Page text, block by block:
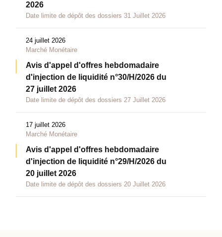
2026
Date limite de dépôt des dossiers 31 Juillet 2026
24 juillet 2026
Marché Monétaire
Avis d'appel d'offres hebdomadaire
d'injection de liquidité n°30/H/2026 du
27 juillet 2026
Date limite de dépôt des dossiers 27 Juillet 2026
17 juillet 2026
Marché Monétaire
Avis d'appel d'offres hebdomadaire
d'injection de liquidité n°29/H/2026 du
20 juillet 2026
Date limite de dépôt des dossiers 20 Juillet 2026